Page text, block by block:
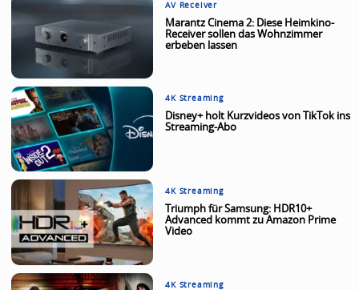
AV Receiver
Marantz Cinema 2: Diese Heimkino-
Receiver sollen das Wohnzimmer
erbeben lassen
4K Streaming
Disney+ holt Kurzvideos von TikTok ins
Streaming-Abo
4K Streaming
Triumph für Samsung: HDR10+
Advanced kommt zu Amazon Prime
Video
4K Streaming